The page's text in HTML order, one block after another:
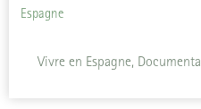
Espagne
Vivre en Espagne,